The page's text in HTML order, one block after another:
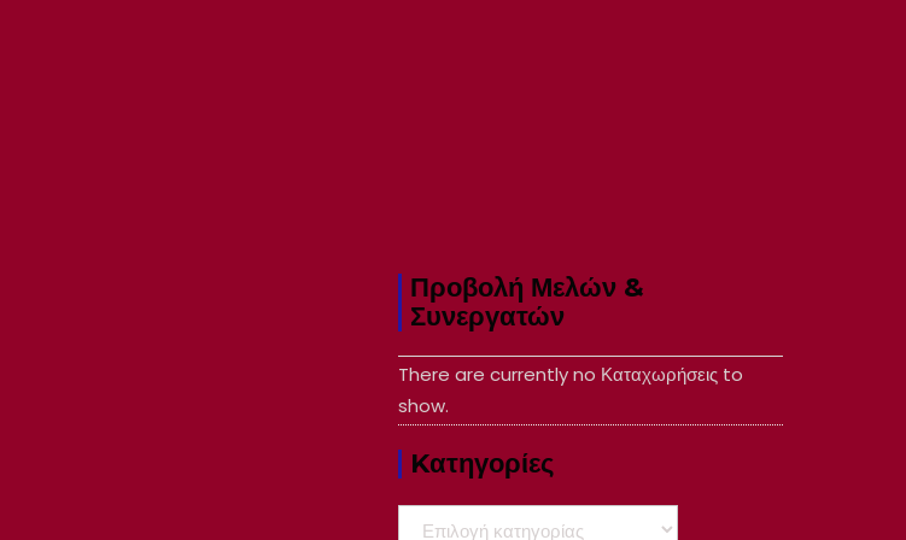
Προβολή Μελών &
Συνεργατών
There are currently no Καταχωρήσεις to
show.
Kατηγορίες
Kατηγορίες